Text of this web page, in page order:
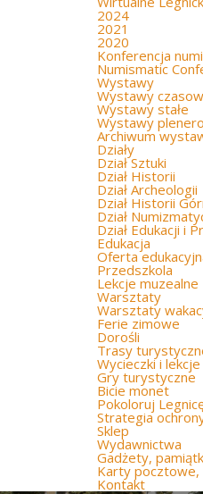
2024
2021
2020
Konferencja
Numismatic
Wystawy
Wystawy
Wystawy stałe
Wystawy
Archiwum
Działy
Dział Sztuki
Dział Historii
Dział Archeologii
Dział Historii
Dział
Dział Edukacji i
Edukacja
Oferta
Przedszkola
Lekcje muzealne
Warsztaty
Warsztaty
Ferie zimowe
Dorośli
Trasy
Wycieczki i
Gry turystyczne
Bicie monet
Pokoloruj
Strategia
Sklep
Wydawnictwa
Gadżety,
Karty
Kontakt